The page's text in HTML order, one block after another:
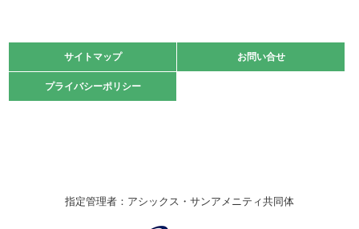
緑ケ丘体育館
2021.10.23
卓球選手権大会ラージボールの部開催☆
伊丹市総合体育大会 バレーボール大会が開催されました
サイトマップ お問い合せ
プライバシーポリシー
サイトマップ お問い合せ
プライバシーポリシー
指定管理者：アシックス・サンアメニティ共同体